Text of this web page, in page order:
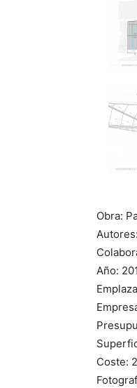
Obra:
Año:
Coste: